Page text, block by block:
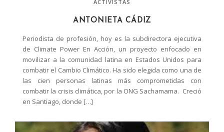
ACTIVISTAS
ANTONIETA CÁDIZ
Periodista de profesión, hoy es la subdirectora ejecutiva
de Climate Power En Acción, un proyecto enfocado en
movilizar a la comunidad latina en Estados Unidos para
combatir el Cambio Climático. Ha sido elegida como una de
las cien personas latinas más comprometidas con
combatir la crisis climática, por la ONG Sachamama. Creció
en Santiago, donde […]